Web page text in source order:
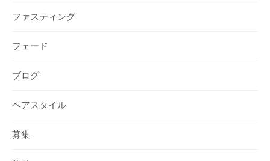
ファスティング
フェード
ブログ
ヘアスタイル
募集